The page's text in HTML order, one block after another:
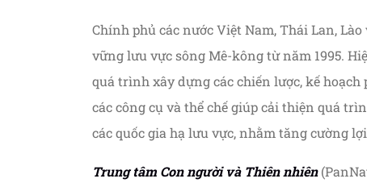
Chính phủ các nước Việt Nam, Thái Lan,
vững lưu vực sông Mê-kông từ năm 1995.
quá trình xây dựng các chiến lược, kế
các công cụ và thể chế giúp cải thiện quá
các quốc gia hạ lưu vực, nhằm tăng cường
Trung tâm Con người và Thiên nhiên